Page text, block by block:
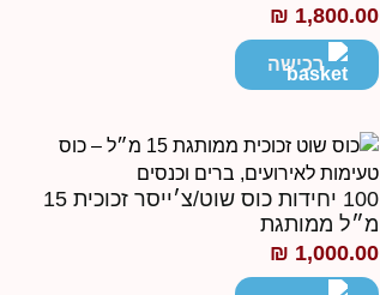
₪ 1,800.00
רכישה
100 יחידות כוס שוט/צ׳ייסר זכוכית 15
מ״ל ממותגת
₪ 1,000.00